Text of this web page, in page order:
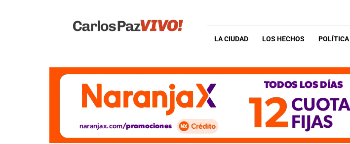
Vivo
LA CIUDAD LOS HECHOS POLÍTICA